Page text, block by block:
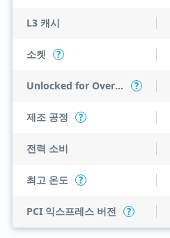
L3 캐시
소켓 ?
Unlocked for Overclocking ?
제조 공정 ?
전력 소비
최고 온도 ?
PCI 익스프레스 버전 ?